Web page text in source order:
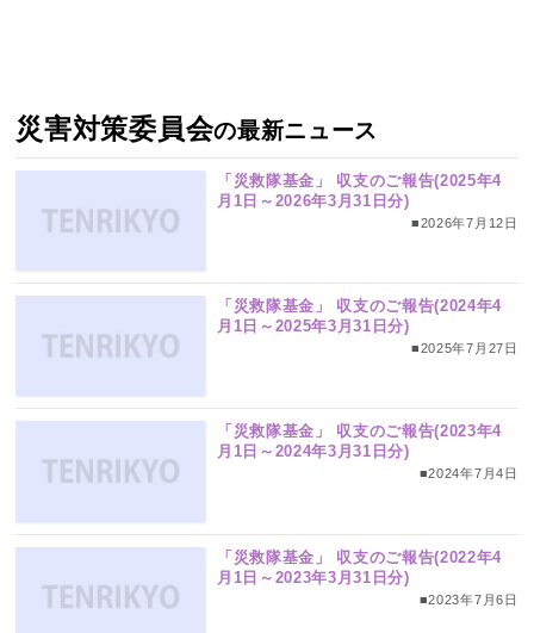
災害対策委員会の最新ニュース
「災救隊基金」 収支のご報告(2025年4
月1日～2026年3月31日分)
■2026年7月12日
「災救隊基金」 収支のご報告(2024年4
月1日～2025年3月31日分)
■2025年7月27日
「災救隊基金」 収支のご報告(2023年4
月1日～2024年3月31日分)
■2024年7月4日
「災救隊基金」 収支のご報告(2022年4
月1日～2023年3月31日分)
■2023年7月6日